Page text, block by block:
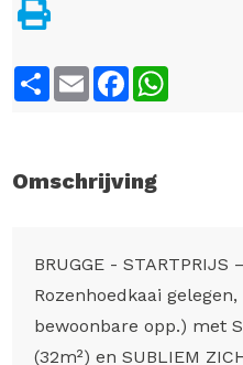
ShareEmailFacebook
Omschrijving
BRUGGE - STARTPRIJS
Rozenhoedkaai gelegen,
bewoonbare opp.) met
(32m²) en SUBLIEM